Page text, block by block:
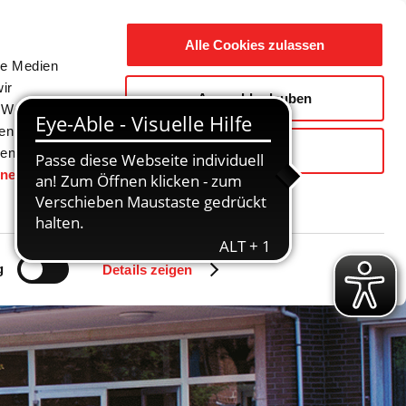
Medien
Daten
gesetzt.
Details zeigen
Alle Cookies zulassen
Auswahl erlauben
Ablehnen
Gemeinde / Geschichte